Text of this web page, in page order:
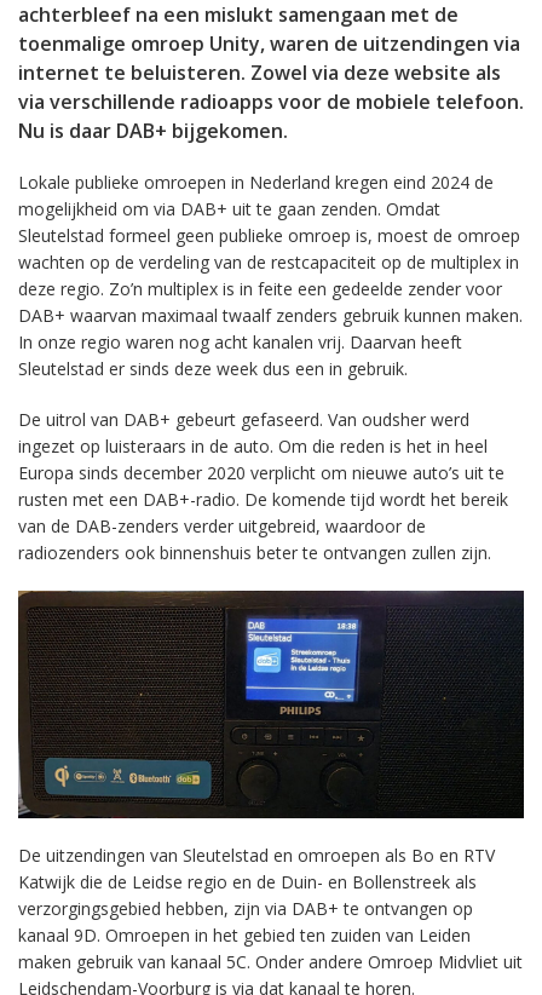
achterbleef na een mislukt samengaan met de
toenmalige omroep Unity, waren de uitzendingen via
internet te beluisteren. Zowel via deze website als
via verschillende radioapps voor de mobiele telefoon.
Nu is daar DAB+ bijgekomen.
Lokale publieke omroepen in Nederland kregen eind 2024 de
mogelijkheid om via DAB+ uit te gaan zenden. Omdat
Sleutelstad formeel geen publieke omroep is, moest de omroep
wachten op de verdeling van de restcapaciteit op de multiplex in
deze regio. Zo’n multiplex is in feite een gedeelde zender voor
DAB+ waarvan maximaal twaalf zenders gebruik kunnen maken.
In onze regio waren nog acht kanalen vrij. Daarvan heeft
Sleutelstad er sinds deze week dus een in gebruik.
De uitrol van DAB+ gebeurt gefaseerd. Van oudsher werd
ingezet op luisteraars in de auto. Om die reden is het in heel
Europa sinds december 2020 verplicht om nieuwe auto’s uit te
rusten met een DAB+-radio. De komende tijd wordt het bereik
van de DAB-zenders verder uitgebreid, waardoor de
radiozenders ook binnenshuis beter te ontvangen zullen zijn.
De uitzendingen van Sleutelstad en omroepen als Bo en RTV
Katwijk die de Leidse regio en de Duin- en Bollenstreek als
verzorgingsgebied hebben, zijn via DAB+ te ontvangen op
kanaal 9D. Omroepen in het gebied ten zuiden van Leiden
maken gebruik van kanaal 5C. Onder andere Omroep Midvliet uit
Leidschendam-Voorburg is via dat kanaal te horen.